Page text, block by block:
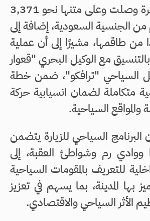
وأضاف أن الباخرة وصلت وعلى متنها نحو 3,371
من الجنسية السعودية، إضافة إلى
فردًا من طاقمها، مشيرًا إلى أن عملية
مع الوكيل البحري "قعوار
السياحي "ترافكو"، ضمن خطة
متكاملة لضمان انسيابية حركة
والمواقع السياحية.
البرنامج السياحي للزيارة يتضمن
ووادي رم وشواطئ العقبة، إلى
للتعريف بالمقومات السياحية
بها المدينة، بما يسهم في تعزيز
الأثر السياحي والاقتصادي.